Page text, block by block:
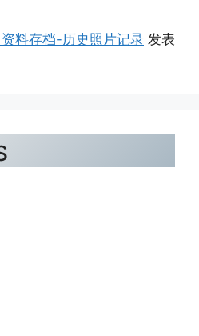
料存档-历史照片记录 发表